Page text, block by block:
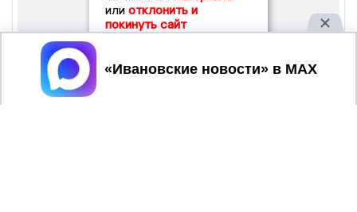
или отклонить и
покинуть сайт
Принять